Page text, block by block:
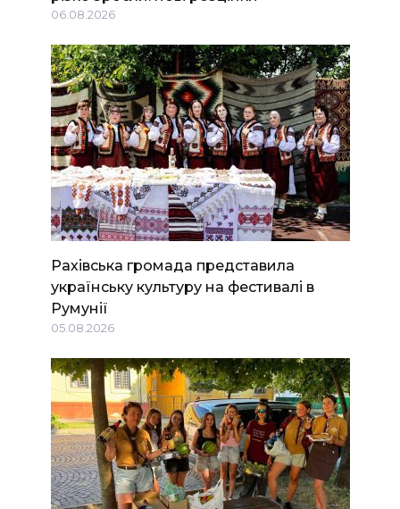
06.08.2026
Рахівська громада представила
українську культуру на фестивалі в
Румунії
05.08.2026